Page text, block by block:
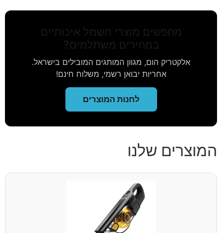
מחפשים מוצרי חשמל איכותיים
במחירים משתלמים?
אלקטריק הום, מגוון המותגים המובילים בישראל.
אחריות יבואן רשמי, משלוח חינם!
לחנות המוצרים
המוצרים שלנו